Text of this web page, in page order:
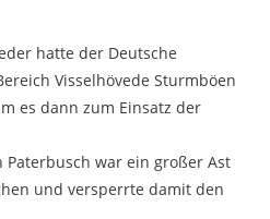
hatte der Deutsche
Visselhövede Sturmböen
es dann zum Einsatz der
war ein großer Ast
und versperrte damit den